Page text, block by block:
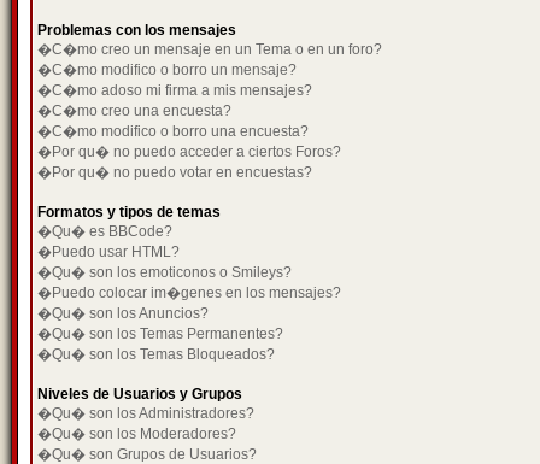
Problemas con los mensajes
�C�mo creo un mensaje en un Tema o en un foro?
�C�mo modifico o borro un mensaje?
�C�mo adoso mi firma a mis mensajes?
�C�mo creo una encuesta?
�C�mo modifico o borro una encuesta?
�Por qu� no puedo acceder a ciertos Foros?
�Por qu� no puedo votar en encuestas?
Formatos y tipos de temas
�Qu� es BBCode?
�Puedo usar HTML?
�Qu� son los emoticonos o Smileys?
�Puedo colocar im�genes en los mensajes?
�Qu� son los Anuncios?
�Qu� son los Temas Permanentes?
�Qu� son los Temas Bloqueados?
Niveles de Usuarios y Grupos
�Qu� son los Administradores?
�Qu� son los Moderadores?
�Qu� son Grupos de Usuarios?